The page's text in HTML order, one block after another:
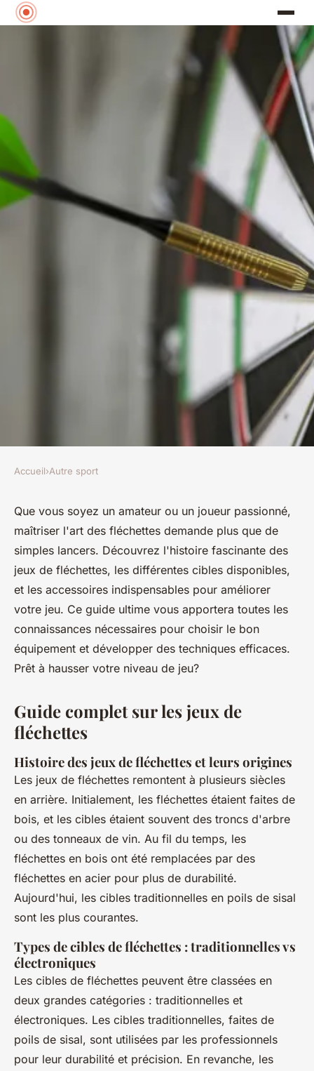
AUTRE SPORT
Guide ultime sur les jeux de
flechettes et accessoires
Candice •24 juillet 2024• 3 min de lecture
Accueil›Autre sport
Que vous soyez un amateur ou un joueur passionné,
maîtriser l'art des fléchettes demande plus que de
simples lancers. Découvrez l'histoire fascinante des
jeux de fléchettes, les différentes cibles disponibles,
et les accessoires indispensables pour améliorer
votre jeu. Ce guide ultime vous apportera toutes les
connaissances nécessaires pour choisir le bon
équipement et développer des techniques efficaces.
Prêt à hausser votre niveau de jeu?
Guide complet sur les jeux de
fléchettes
Histoire des jeux de fléchettes et leurs origines
Les jeux de fléchettes remontent à plusieurs siècles
en arrière. Initialement, les fléchettes étaient faites de
bois, et les cibles étaient souvent des troncs d'arbre
ou des tonneaux de vin. Au fil du temps, les
fléchettes en bois ont été remplacées par des
fléchettes en acier pour plus de durabilité.
Aujourd'hui, les cibles traditionnelles en poils de sisal
sont les plus courantes.
Types de cibles de fléchettes : traditionnelles vs
électroniques
Les cibles de fléchettes peuvent être classées en
deux grandes catégories : traditionnelles et
électroniques. Les cibles traditionnelles, faites de
poils de sisal, sont utilisées par les professionnels
pour leur durabilité et précision. En revanche, les